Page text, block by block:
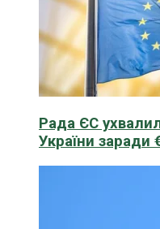
Рада ЄС
України заради